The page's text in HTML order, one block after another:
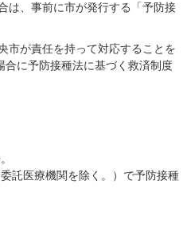
は、事前に市が発行する「予防接
市が責任を持って対応することを
に予防接種法に基づく救済制度
託医療機関を除く。）で予防接種